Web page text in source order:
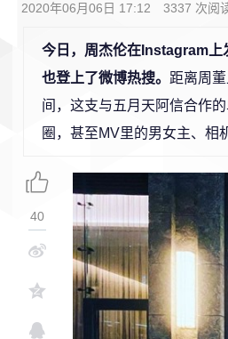
2020年06月06日 17:12 3337 次阅
今日，周杰伦在Instagram上
也登上了微博热搜。 距离周
间，这支与五月天阿信合作
圈，甚至MV里的男女主、相
40